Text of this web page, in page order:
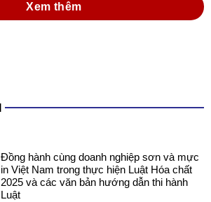
Xem thêm
Đồng hành cùng doanh nghiệp sơn và mực
in Việt Nam trong thực hiện Luật Hóa chất
2025 và các văn bản hướng dẫn thi hành
Luật